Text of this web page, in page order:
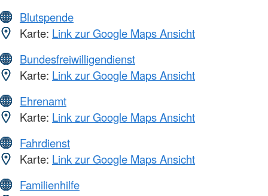
Blutspende
Karte: Link zur Google Maps Ansicht
Bundesfreiwilligendienst
Karte: Link zur Google Maps Ansicht
Ehrenamt
Karte: Link zur Google Maps Ansicht
Fahrdienst
Karte: Link zur Google Maps Ansicht
Familienhilfe